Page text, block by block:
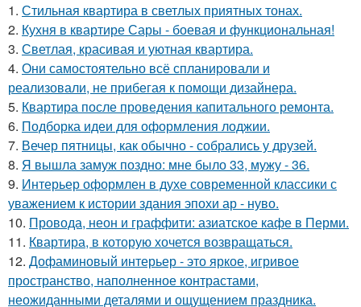
1. Стильная квартира в светлых приятных тонах.
2. Кухня в квартире Сары - боевая и функциональная!
3. Светлая, красивая и уютная квартира.
4. Они самостоятельно всё спланировали и
реализовали, не прибегая к помощи дизайнера.
5. Квартира после проведения капитального ремонта.
6. Подборка идеи для оформления лоджии.
7. Вечер пятницы, как обычно - собрались у друзей.
8. Я вышла замуж поздно: мне было 33, мужу - 36.
9. Интерьер оформлен в духе современной классики с
уважением к истории здания эпохи ар - нуво.
10. Провода, неон и граффити: азиатское кафе в Перми.
11. Квартира, в которую хочется возвращаться.
12. Дофаминовый интерьер - это яркое, игривое
пространство, наполненное контрастами,
неожиданными деталями и ощущением праздника.